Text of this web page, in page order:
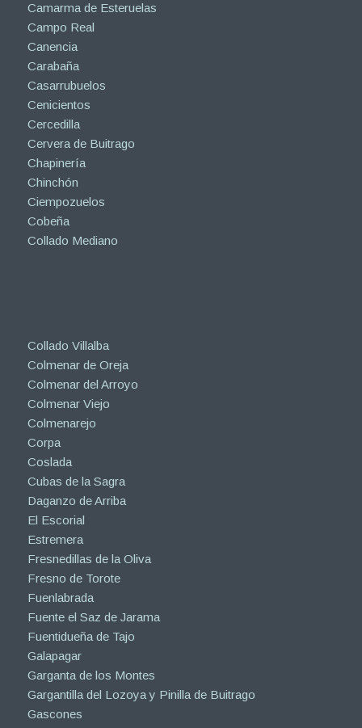
Camarma de Esteruelas
Campo Real
Canencia
Carabaña
Casarrubuelos
Cenicientos
Cercedilla
Cervera de Buitrago
Chapinería
Chinchón
Ciempozuelos
Cobeña
Collado Mediano
Collado Villalba
Colmenar de Oreja
Colmenar del Arroyo
Colmenar Viejo
Colmenarejo
Corpa
Coslada
Cubas de la Sagra
Daganzo de Arriba
El Escorial
Estremera
Fresnedillas de la Oliva
Fresno de Torote
Fuenlabrada
Fuente el Saz de Jarama
Fuentidueña de Tajo
Galapagar
Garganta de los Montes
Gargantilla del Lozoya y Pinilla de Buitrago
Gascones